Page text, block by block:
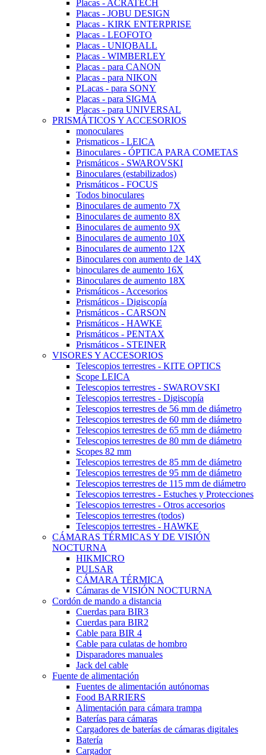
Placas - ACRATECH
Placas - JOBU DESIGN
Placas - KIRK ENTERPRISE
Placas - LEOFOTO
Placas - UNIQBALL
Placas - WIMBERLEY
Placas - para CANON
Placas - para NIKON
PLacas - para SONY
Placas - para SIGMA
Placas - para UNIVERSAL
PRISMÁTICOS Y ACCESORIOS
monoculares
Prismaticos - LEICA
Binoculares - ÓPTICA PARA COMETAS
Prismáticos - SWAROVSKI
Binoculares (estabilizados)
Prismáticos - FOCUS
Todos binoculares
Binoculares de aumento 7X
Binoculares de aumento 8X
Binoculares de aumento 9X
Binoculares de aumento 10X
Binoculares de aumento 12X
Binoculares con aumento de 14X
binoculares de aumento 16X
Binoculares de aumento 18X
Prismáticos - Accesorios
Prismáticos - Digiscopía
Prismáticos - CARSON
Prismáticos - HAWKE
Prismáticos - PENTAX
Prismáticos - STEINER
VISORES Y ACCESORIOS
Telescopios terrestres - KITE OPTICS
Scope LEICA
Telescopios terrestres - SWAROVSKI
Telescopios terrestres - Digiscopía
Telescopios terrestres de 56 mm de diámetro
Telescopios terrestres de 60 mm de diámetro
Telescopios terrestres de 65 mm de diámetro
Telescopios terrestres de 80 mm de diámetro
Scopes 82 mm
Telescopios terrestres de 85 mm de diámetro
Telescopios terrestres de 95 mm de diámetro
Telescopios terrestres de 115 mm de diámetro
Telescopios terrestres - Estuches y Protecciones
Telescopios terrestres - Otros accesorios
Telescopios terrestres (todos)
Telescopios terrestres - HAWKE
CÁMARAS TÉRMICAS Y DE VISIÓN
NOCTURNA
HIKMICRO
PULSAR
CÁMARA TÉRMICA
Cámaras de VISIÓN NOCTURNA
Cordón de mando a distancia
Cuerdas para BIR3
Cuerdas para BIR2
Cable para BIR 4
Cable para culatas de hombro
Disparadores manuales
Jack del cable
Fuente de alimentación
Fuentes de alimentación autónomas
Food BARRIERS
Alimentación para cámara trampa
Baterías para cámaras
Cargadores de baterías de cámaras digitales
Batería
Cargador